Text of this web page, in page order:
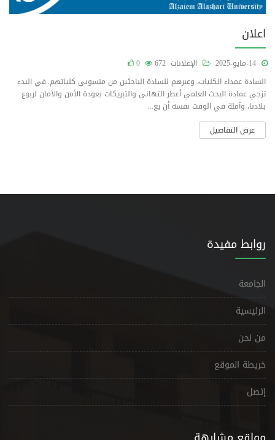
اعلان
الإعلانات 672
0
السادة عمداء الكليات، وعبرهم للسادة الباحثين من منسوبي كلياتهم..في البدء
تزجي عمادة البحث العلمي أعطر التهاني والتبريكات بعودة الأمن والأمان لربوع
بلادنا، وآملة في الوقت نفسه أن يع...
عرض التفاصيل
روابط مفيدة
الجامعة
الرئيسية
من نحن
خريطة الموقع
إتصل